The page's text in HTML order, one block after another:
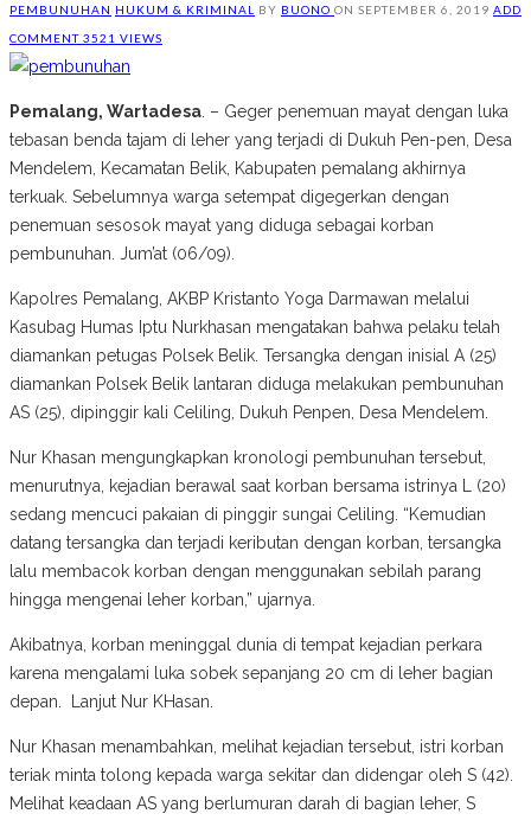
PEMBUNUHAN HUKUM & KRIMINAL BY BUONO ON SEPTEMBER 6, 2019 ADD
COMMENT 3521 VIEWS
Pemalang, Wartadesa . – Geger penemuan mayat dengan luka
tebasan benda tajam di leher yang terjadi di Dukuh Pen-pen, Desa
Mendelem, Kecamatan Belik, Kabupaten pemalang akhirnya
terkuak. Sebelumnya warga setempat digegerkan dengan
penemuan sesosok mayat yang diduga sebagai korban
pembunuhan. Jum’at (06/09).
Kapolres Pemalang, AKBP Kristanto Yoga Darmawan melalui
Kasubag Humas Iptu Nurkhasan mengatakan bahwa pelaku telah
diamankan petugas Polsek Belik. Tersangka dengan inisial A (25)
diamankan Polsek Belik lantaran diduga melakukan pembunuhan
AS (25), dipinggir kali Celiling, Dukuh Penpen, Desa Mendelem.
Nur Khasan mengungkapkan kronologi pembunuhan tersebut,
menurutnya, kejadian berawal saat korban bersama istrinya L (20)
sedang mencuci pakaian di pinggir sungai Celiling. “Kemudian
datang tersangka dan terjadi keributan dengan korban, tersangka
lalu membacok korban dengan menggunakan sebilah parang
hingga mengenai leher korban,” ujarnya.
Akibatnya, korban meninggal dunia di tempat kejadian perkara
karena mengalami luka sobek sepanjang 20 cm di leher bagian
depan. Lanjut Nur KHasan.
Nur Khasan menambahkan, melihat kejadian tersebut, istri korban
teriak minta tolong kepada warga sekitar dan didengar oleh S (42).
Melihat keadaan AS yang berlumuran darah di bagian leher, S